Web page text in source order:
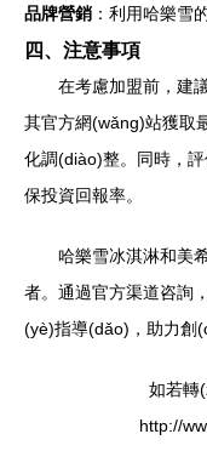
品牌營銷 ：利用哈樂雪
四、注意事項
在考慮加盟前，建
其官方網(wǎng)站獲取
化調(diào)整。同時，
保投資回報率。
哈樂雪冰淇淋和美
者。通過官方渠道咨詢
(yè)指導(dǎo)，助力創
如若轉
http://